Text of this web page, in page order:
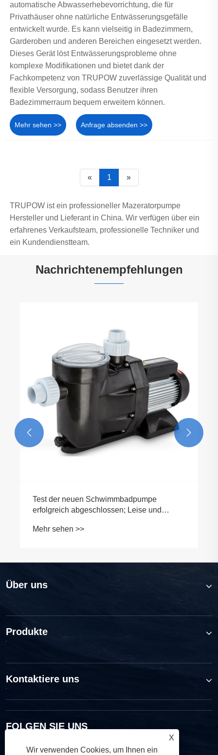
automatische Abwasserhebevorrichtung, die für
Privathäuser ohne natürliche Entwässerungsgefälle
entwickelt wurde. Es kann vielseitig in Badezimmern,
Garderoben und anderen Bereichen eingesetzt werden.
Dieses Gerät löst Entwässerungsprobleme ohne
komplexe Modifikationen und bietet dank der
Fachkompetenz von TRUPOW zuverlässige Qualität und
flexible Versorgung, sodass Benutzer ihren
Badezimmerraum bequem erweitern können.
Mehr sehen >> Anfrage absenden >>
« 1 »
TRUPOW ist ein professioneller Mazeratorpumpe
Hersteller und Lieferant in China. Wir verfügen über ein
erfahrenes Verkaufsteam, professionelle Techniker und
ein Kundendienstteam.
Nachrichtenempfehlungen
Test der neuen Schwimmbadpumpe
erfolgreich abgeschlossen; Leise und
dem Markt
Mehr sehen >>
 
Über uns
Produkte
Kontaktiere uns
FOLGEN SIE UNS
X
Wir verwenden Cookies, um Ihnen ein